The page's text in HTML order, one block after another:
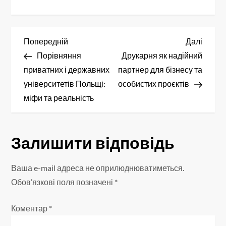
Н
а
в
а
ц
Попередній
запис
Попередній
Порівняння
приватних і державних
університетів Польщі:
міфи та реальність
запис
Далі
Друкарня як надійний
партнер для бізнесу та
особистих проєктів
Залишити відповідь
Ваша e-mail адреса не оприлюднюватиметься.
Обов’язкові поля позначені *
Коментар *